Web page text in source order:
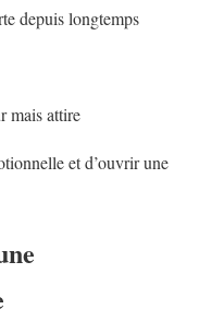
depuis longtemps
mais attire
et d’ouvrir une